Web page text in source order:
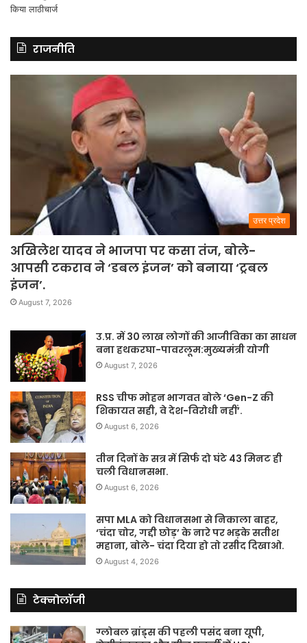
राजनीति
उत्तर प्रदेश
अखिलेश यादव ने भाजपा पर कसा तंज, बोले-
आपसी टकराव ने ‘डबल इंजन’ को बनाया ‘ट्रबल
इंजन’.
August 7, 2026
उ.प्र. में 30 लाख लोगों की आजीविका का साधन
बना हथकरघा-पावरलूम:मुख्यमंत्री योगी
August 7, 2026
RSS चीफ मोहन भागवत बोले ‘Gen-Z की
शिकायत सही, वे देश-विरोधी नहीं’.
August 6, 2026
तीन दिनों के सत्र में सिर्फ दो घंटे 43 मिनट ही
चली विधानसभा.
August 6, 2026
सपा MLA को विधानसभा से निकाला बाहर,
‘चंदा चोर, गद्दी छोड़’ के नारे पर भड़के सतीश
महाना, बोले- चंदा दिया हो तो रसीद दिखाओ.
August 4, 2026
टेक्नोलॉजी
ग्लोबल ब्रांड्स की पहली पसंद बना यूपी,